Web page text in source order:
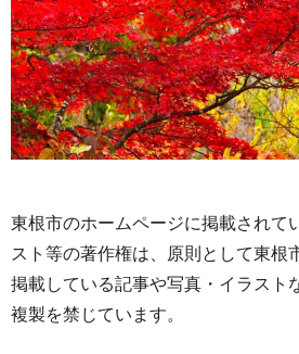
東根市のホームページに掲載されて
スト等の著作権は、原則として東根
掲載している記事や写真・イラスト
複製を禁じています。